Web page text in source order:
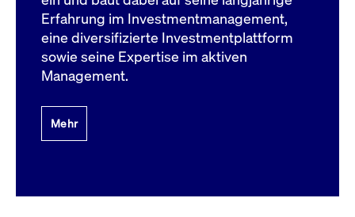
Erfahrung im Investmentmanagement,
eine diversifizierte Investmentplattform
sowie seine Expertise im aktiven
Management.
Mehr
Domain
bis